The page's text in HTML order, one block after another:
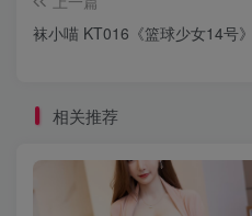
袜小喵 KT016《篮球少女14号》
相关推荐